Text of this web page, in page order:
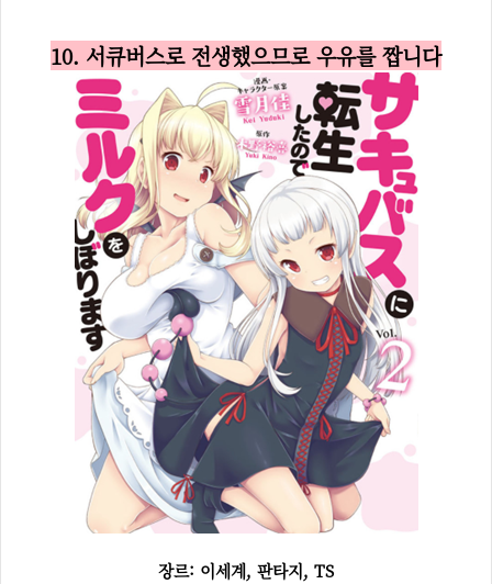
10. 서큐버스로 전생했으므로 우유를 짭니다
장르: 이세계, 판타지, TS